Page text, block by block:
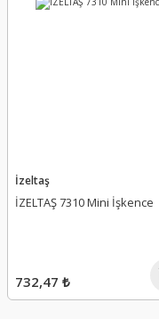
İzeltaş
İZELTAŞ 7310 Mini İşkence
732,47 ₺